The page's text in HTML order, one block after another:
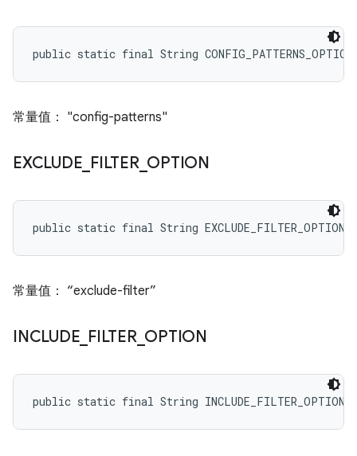
public static final String CONFIG_PATTERNS_OPTION
常量值： "config-patterns"
EXCLUDE FILTER_ OPTION
public static final String EXCLUDE_FILTER_OPTION
常量值： “exclude-filter”
INCLUDE FILTER_ OPTION
public static final String INCLUDE_FILTER_OPTION